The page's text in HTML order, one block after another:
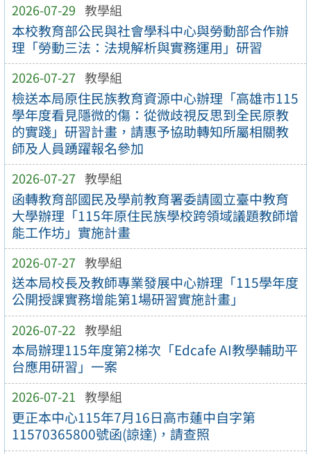
2026-07-29 教學組
本校教育部公民與社會學科中心與勞動部合作辦
理「勞動三法：法規解析與實務運用」研習
2026-07-27 教學組
檢送本局原住民族教育資源中心辦理「高雄市115
學年度看見隱微的傷：從微歧視反思到全民原教
的實踐」研習計畫，請惠予協助轉知所屬相關教
師及人員踴躍報名參加
2026-07-27 教學組
函轉教育部國民及學前教育署委請國立臺中教育
大學辦理「115年原住民族學校跨領域議題教師增
能工作坊」實施計畫
2026-07-27 教學組
送本局校長及教師專業發展中心辦理「115學年度
公開授課實務增能第1場研習實施計畫」
2026-07-22 教學組
本局辦理115年度第2梯次「Edcafe AI教學輔助平
台應用研習」一案
2026-07-21 教學組
更正本中心115年7月16日高市蓮中自字第
11570365800號函(諒達)，請查照